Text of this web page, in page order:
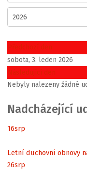
Předchozí den
sobota, 3. leden 2026
Následující den
Nebyly nalezeny žádné
Nadcházející
16srp
Letní duchovní obnovy
26srp